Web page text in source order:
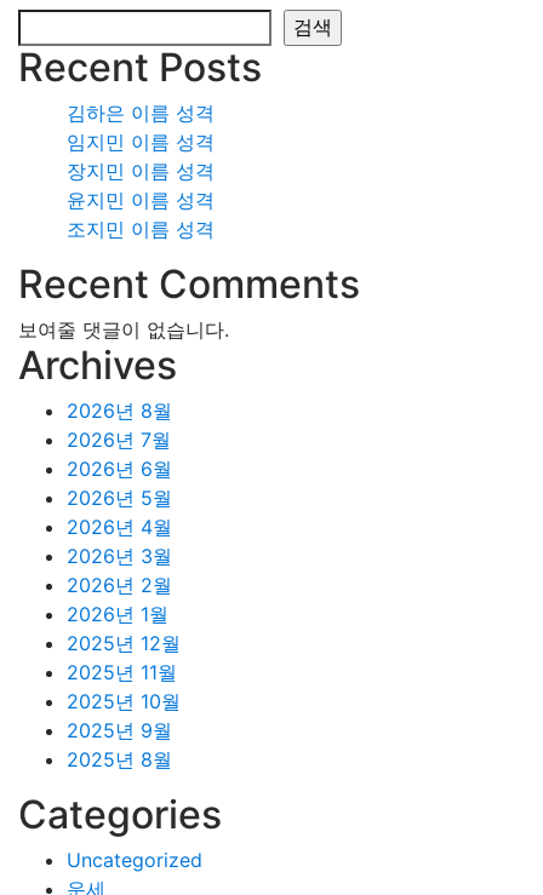
검색
Recent Posts
김하은 이름 성격
임지민 이름 성격
장지민 이름 성격
윤지민 이름 성격
조지민 이름 성격
Recent Comments
보여줄 댓글이 없습니다.
Archives
2026년 8월
2026년 7월
2026년 6월
2026년 5월
2026년 4월
2026년 3월
2026년 2월
2026년 1월
2025년 12월
2025년 11월
2025년 10월
2025년 9월
2025년 8월
Categories
Uncategorized
운세